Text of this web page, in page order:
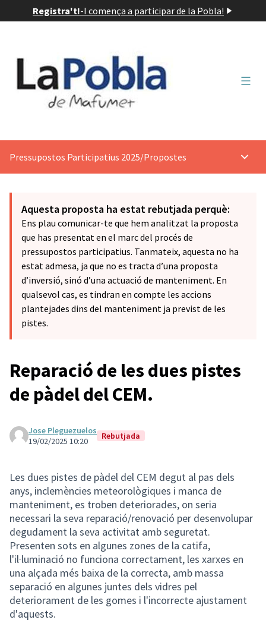
Registra't!-I comença a participar de la Pobla!
Pressupostos Participatius 2025/Propostes
Aquesta proposta ha estat rebutjada perquè:
Ens plau comunicar-te que hem analitzat la proposta
que has presentat en el marc del procés de
pressupostos participatius. Tanmateix, aquesta no ha
estat admesa, ja que no es tracta d’una proposta
d’inversió, sinó d’una actuació de manteniment. En
qualsevol cas, es tindran en compte les accions
plantejades dins del manteniment ja previst de les
pistes.
Reparació de les dues pistes
de pàdel del CEM.
Jose Pleguezuelos
19/02/2025 10:20
Rebutjada
Les dues pistes de pàdel del CEM degut al pas dels
anys, inclemències meteorològiques i manca de
manteniment, es troben deteriorades, on seria
necessari la seva reparació/renovació per desenvolupar
degudament la seva activitat amb seguretat.
Presenten sots en algunes zones de la catifa,
l'il·luminació no funciona correctament, les xarxes en
una alçada més baixa de la correcta, amb massa
separació en algunes juntes dels vidres pel
deteriorament de les gomes i l'incorrecte ajustament
d'aquests.